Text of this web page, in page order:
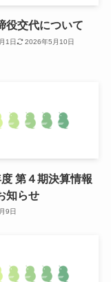
役交代について
1日 2026年5月10日
第４期決算情報
知らせ
9日